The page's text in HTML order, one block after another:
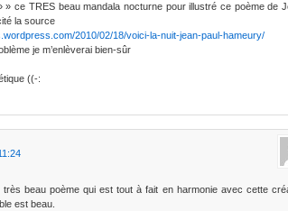
» ce TRES beau mandala nocturne pour illustré ce poème de
la source
2010/02/18/voici-la-nuit-jean-paul-hameury/
je m’enlèverai bien-sûr
((-:
très beau poème qui est tout à fait en harmonie avec cette
est beau.